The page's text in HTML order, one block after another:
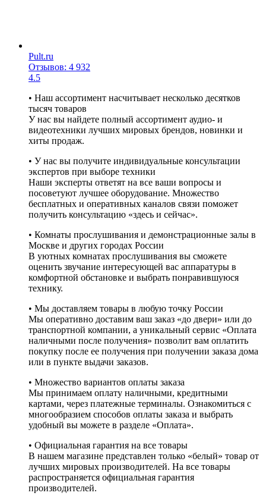
Pult.ru
Отзывов: 4 932
4.5
• Наш ассортимент насчитывает несколько десятков
тысяч товаров
У нас вы найдете полный ассортимент аудио- и
видеотехники лучших мировых брендов, новинки и
хиты продаж.
• У нас вы получите индивидуальные консультации
экспертов при выборе техники
Наши эксперты ответят на все ваши вопросы и
посоветуют лучшее оборудование. Множество
бесплатных и оперативных каналов связи поможет
получить консультацию «здесь и сейчас».
• Комнаты прослушивания и демонстрационные залы в
Москве и других городах России
В уютных комнатах прослушивания вы сможете
оценить звучание интересующей вас аппаратуры в
комфортной обстановке и выбрать понравившуюся
технику.
• Мы доставляем товары в любую точку России
Мы оперативно доставим ваш заказ «до двери» или до
транспортной компании, а уникальный сервис «Оплата
наличными после получения» позволит вам оплатить
покупку после ее получения при получении заказа дома
или в пункте выдачи заказов.
• Множество вариантов оплаты заказа
Мы принимаем оплату наличными, кредитными
картами, через платежные терминалы. Ознакомиться с
многообразием способов оплаты заказа и выбрать
удобный вы можете в разделе «Оплата».
• Официальная гарантия на все товары
В нашем магазине представлен только «белый» товар от
лучших мировых производителей. На все товары
распространяется официальная гарантия
производителей.